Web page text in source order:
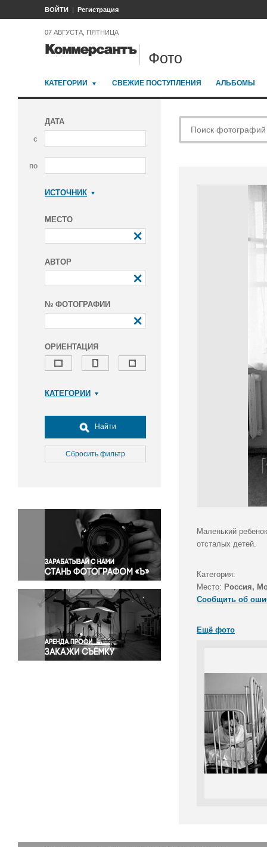
ВОЙТИ Регистрация
07 АВГУСТА, ПЯТНИЦА
Фото
КАТЕГОРИИ СВЕЖИЕ ПОСТУПЛЕНИЯ АЛЬБОМЫ
ДАТА
с
по
ИСТОЧНИК
МЕСТО
АВТОР
№ ФОТОГРАФИИ
ОРИЕНТАЦИЯ
КАТЕГОРИИ
Досуг, туризм и отдых
Культура
Медицина
Окружающая среда
Политика
Правосудие
Происшествия и конфликты
Религия
Светская жизнь
Спорт
Экология
Экономика и бизнес
Найти
Сбросить фильтр
Маленький
отсталых детей.
Категория:
Место: Россия,
Сообщить об
Ещё фото